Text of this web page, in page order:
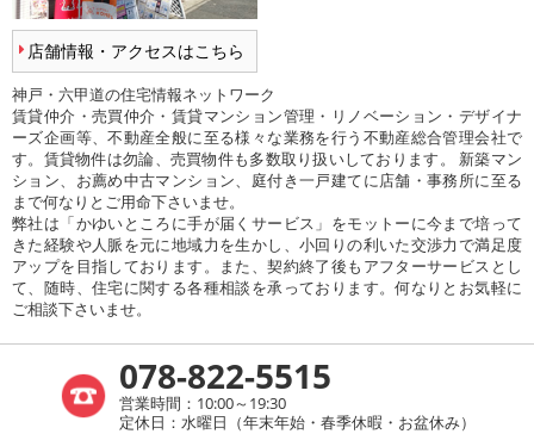
店舗情報・アクセスはこちら
神戸・六甲道の住宅情報ネットワーク
賃貸仲介・売買仲介・賃貸マンション管理・リノベーション・デザイナ
ーズ企画等、不動産全般に至る様々な業務を行う不動産総合管理会社で
す。賃貸物件は勿論、売買物件も多数取り扱いしております。 新築マン
ション、お薦め中古マンション、庭付き一戸建てに店舗・事務所に至る
まで何なりとご用命下さいませ。
弊社は「かゆいところに手が届くサービス」をモットーに今まで培って
きた経験や人脈を元に地域力を生かし、小回りの利いた交渉力で満足度
アップを目指しております。また、契約終了後もアフターサービスとし
て、随時、住宅に関する各種相談を承っております。何なりとお気軽に
ご相談下さいませ。
078-822-5515
営業時間：10:00～19:30
定休日：水曜日（年末年始・春季休暇・お盆休み）